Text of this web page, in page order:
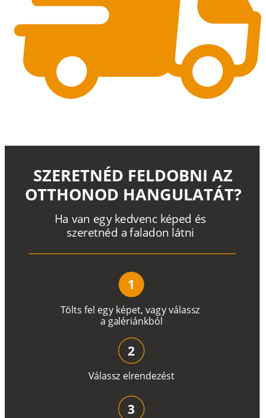
Tölts fel egy képet, vagyválassz
a galériánkból
Ha van egy kedvenc képed és
szeretnéd a faladon látni
SZERETNÉD FELDOBNI AZ
OTTHONOD HANGULATÁT?
1
Válassz elrendezést
2
3